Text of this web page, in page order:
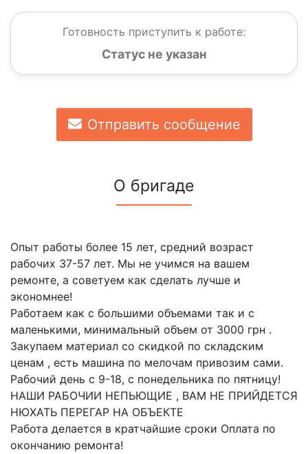
Готовность приступить к работе:
Статус не указан
Отправить сообщение
О бригаде
Опыт работы более 15 лет, средний возраст
рабочих 37-57 лет. Мы не учимся на вашем
ремонте, а советуем как сделать лучше и
экономнее!
Работаем как с большими объемами так и с
маленькими, минимальный объем от 3000 грн .
Закупаем материал со скидкой по складским
ценам , есть машина по мелочам привозим сами.
Рабочий день с 9-18, с понедельника по пятницу!
НАШИ РАБОЧИИ НЕПЬЮЩИЕ , ВАМ НЕ ПРИЙДЕТСЯ
НЮХАТЬ ПЕРЕГАР НА ОБЪЕКТЕ
Работа делается в кратчайшие сроки Оплата по
окончанию ремонта!